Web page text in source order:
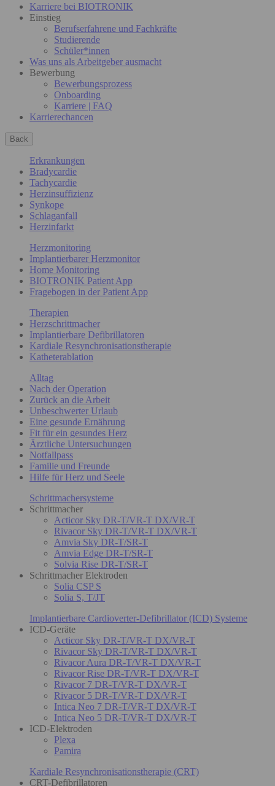
Karriere bei BIOTRONIK
Einstieg
Berufserfahrene und Fachkräfte
Studierende
Schüler*innen
Was uns als Arbeitgeber ausmacht
Bewerbung
Bewerbungsprozess
Onboarding
Karriere | FAQ
Karrierechancen
Back
Erkrankungen
Bradycardie
Tachycardie
Herzinsuffizienz
Synkope
Schlaganfall
Herzinfarkt
Herzmonitoring
Implantierbarer Herzmonitor
Home Monitoring
BIOTRONIK Patient App
Fragebogen in der Patient App
Therapien
Herzschrittmacher
Implantierbare Defibrillatoren
Kardiale Resynchronisationstherapie
Katheterablation
Alltag
Nach der Operation
Zurück an die Arbeit
Unbeschwerter Urlaub
Eine gesunde Ernährung
Fit für ein gesundes Herz
Ärztliche Untersuchungen
Notfallpass
Familie und Freunde
Hilfe für Herz und Seele
Schrittmachersysteme
Schrittmacher
Acticor Sky DR-T/VR-T DX/VR-T
Rivacor Sky DR-T/VR-T DX/VR-T
Amvia Sky DR-T/SR-T
Amvia Edge DR-T/SR-T
Solvia Rise DR-T/SR-T
Schrittmacher Elektroden
Solia CSP S
Solia S, T/JT
Implantierbare Cardioverter-Defibrillator (ICD) Systeme
ICD-Geräte
Acticor Sky DR-T/VR-T DX/VR-T
Rivacor Sky DR-T/VR-T DX/VR-T
Rivacor Aura DR-T/VR-T DX/VR-T
Rivacor Rise DR-T/VR-T DX/VR-T
Rivacor 7 DR-T/VR-T DX/VR-T
Rivacor 5 DR-T/VR-T DX/VR-T
Intica Neo 7 DR-T/VR-T DX/VR-T
Intica Neo 5 DR-T/VR-T DX/VR-T
ICD-Elektroden
Plexa
Pamira
Kardiale Resynchronisationstherapie (CRT)
CRT-Defibrillatoren